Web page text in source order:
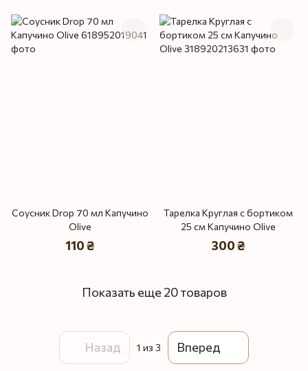
Соусник Drop 70 мл Капучино
Olive
110 ₴
Тарелка Круглая с бортиком
25 см Капучино Olive
300 ₴
Показать еще 20 товаров
Назад 1 из 3 Вперед